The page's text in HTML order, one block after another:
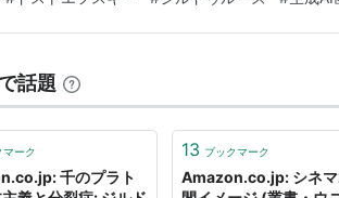
← 〇楽天ブ…
話題
マーク
千のプラト
13 ブックマーク
Amazon.co.jp: シネ